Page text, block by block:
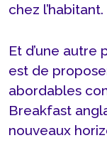
chez l’habitant.
Et d’une autre
est de
abordables
Breakfast
nouveaux